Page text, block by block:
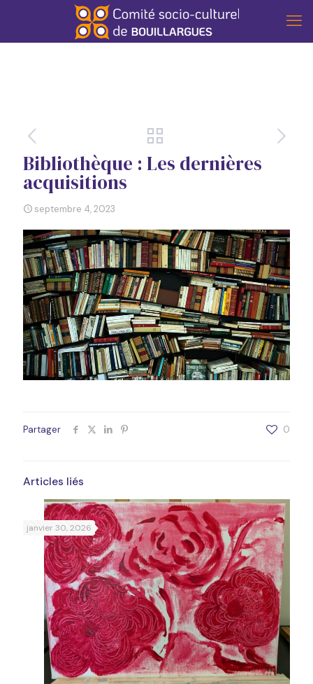
Bibliothèque : Les dernières
acquisitions
septembre 4, 2023
Partager 0
Articles liés
janvier 30, 2026